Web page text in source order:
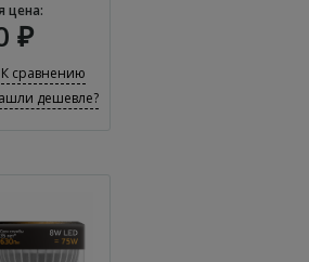
цена:
₽
К сравнению
дешевле?